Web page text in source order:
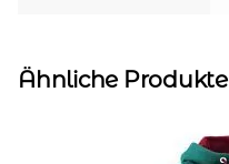
Ähnliche Produkte